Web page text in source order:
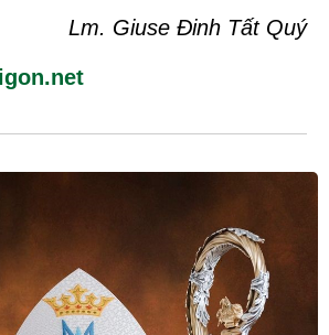
Lm. Giuse Đinh Tất Quý